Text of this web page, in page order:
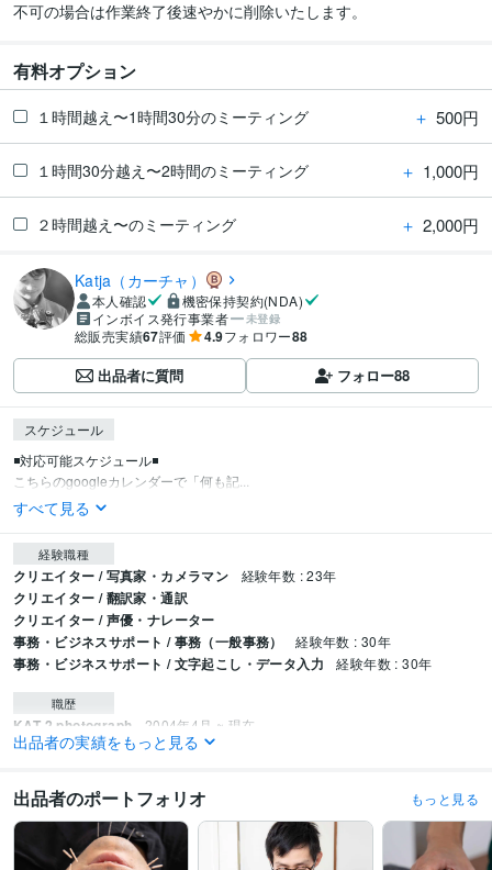
有料オプション
１時間越え〜1時間30分のミーティング ＋ 500円
１時間30分越え〜2時間のミーティング ＋ 1,000円
２時間越え〜のミーティング ＋ 2,000円
Katja（カーチャ）
本人確認
機密保持契約(NDA)
インボイス発行事業者
未登録
総販売実績67評価 4.9フォロワー88
出品者に質問 フォロー88
スケジュール
◾️対応可能スケジュール◾️
こちらのgoogleカレンダーで「何も記...
すべて見る
経験職種
クリエイター / 写真家・カメラマン 経験年数 : 23年
クリエイター / 翻訳家・通訳
クリエイター / 声優・ナレーター
事務・ビジネスサポート / 事務（一般事務）
経験年数 : 30年
事務・ビジネスサポート / 文字起こし・データ入力 経験年数 : 30年
職歴
KAT-2 photograph 2004年4月 ~ 現在
子育て支援員
ビジネス・クリエイティブツール
ペライチ:6年Strikingly:6年
Google スプレッドシート:5年
出品者の実績をもっと見る
出品者のポートフォリオ もっと見る